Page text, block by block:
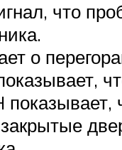
что
о